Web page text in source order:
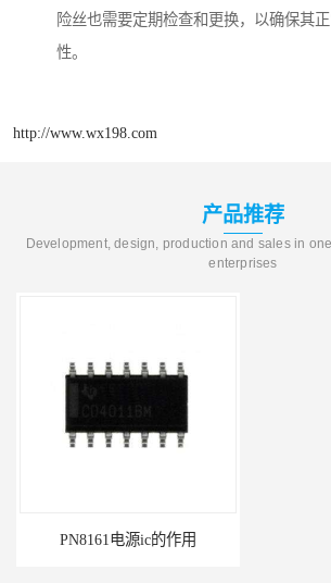
险丝也需要定期检查和更换，以确保其
性。
http://www.wx198.com
产品推荐
Development, design, production and sales in
enterprises
PN8161电源ic的作用